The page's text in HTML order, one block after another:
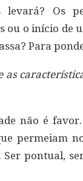
Os
ou o início de
Para
não é
permeiam
pontual,